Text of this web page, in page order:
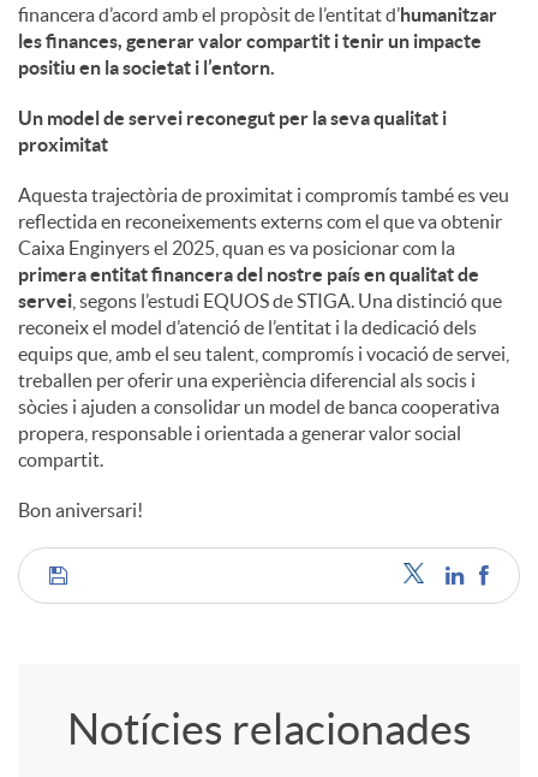
financera d’acord amb el propòsit de l’entitat d’humanitzar
les finances, generar valor compartit i tenir un impacte
positiu en la societat i l’entorn.
Un model de servei reconegut per la seva qualitat i
proximitat
Aquesta trajectòria de proximitat i compromís també es veu
reflectida en reconeixements externs com el que va obtenir
Caixa Enginyers el 2025, quan es va posicionar com la
primera entitat financera del nostre país en qualitat de
servei , segons l’estudi EQUOS de STIGA. Una distinció que
reconeix el model d’atenció de l’entitat i la dedicació dels
equips que, amb el seu talent, compromís i vocació de servei,
treballen per oferir una experiència diferencial als socis i
sòcies i ajuden a consolidar un model de banca cooperativa
propera, responsable i orientada a generar valor social
compartit.
Bon aniversari!
C
Notícies relacionades